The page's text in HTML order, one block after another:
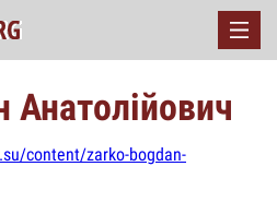
Анатолійович
content/zarko-bogdan-